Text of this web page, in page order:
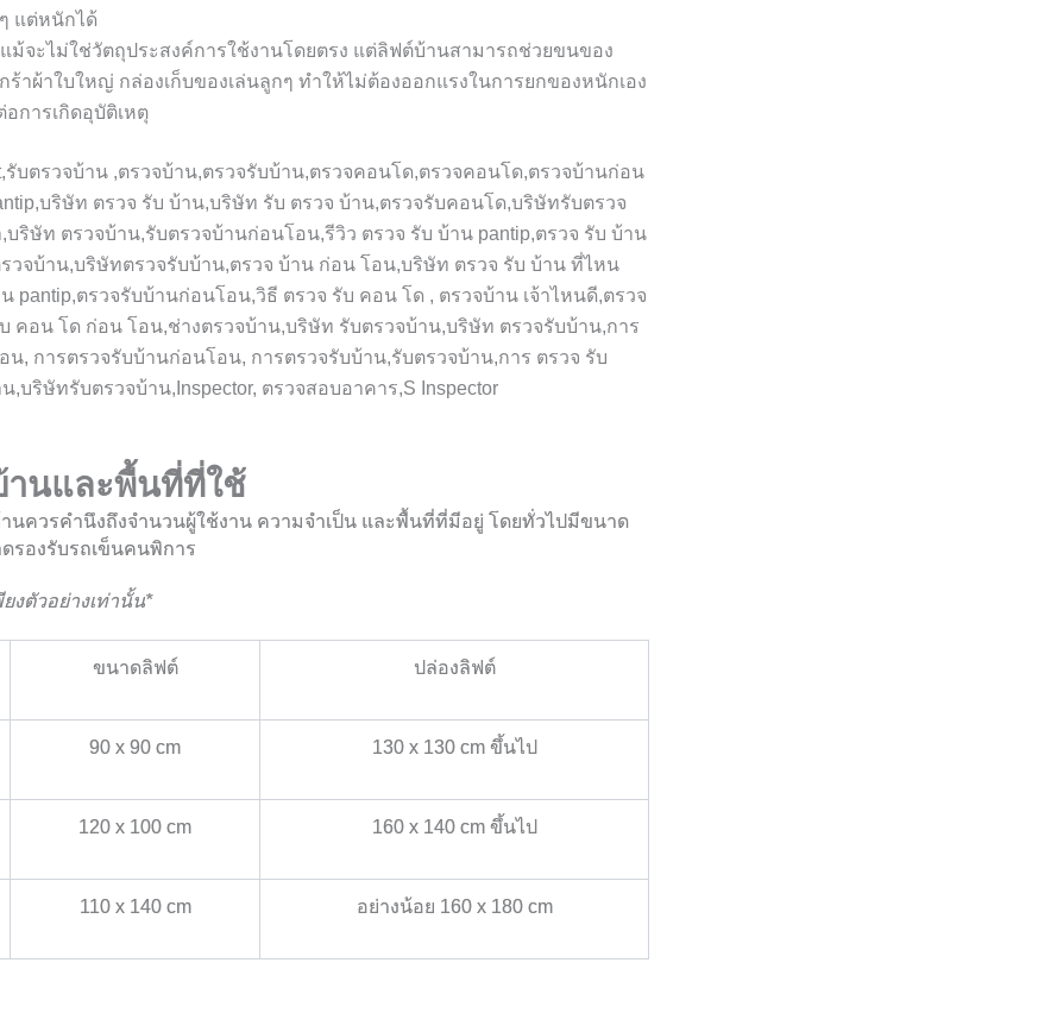
แต่หนักได้
ม้จะไม่ใช่วัตถุประสงค์การใช้งานโดยตรง แต่ลิฟต์บ้านสามารถช่วยขนของ
ร้าผ้าใบใหญ่ กล่องเก็บของเล่นลูกๆ ทำให้ไม่ต้องออกแรงในการยกของหนักเอง
อการเกิดอุบัติเหตุ
นและพื้นที่ที่ใช้
นควรคำนึงถึงจำนวนผู้ใช้งาน ความจำเป็น และพื้นที่ที่มีอยู่ โดยทั่วไปมีขนาด
รองรับรถเข็นคนพิการ
งตัวอย่างเท่านั้น*
ขนาดลิฟต์ ปล่องลิฟต์
90 x 90 cm 130 x 130 cm ขึ้นไป
120 x 100 cm 160 x 140 cm ขึ้นไป
110 x 140 cm อย่างน้อย 160 x 180 cm